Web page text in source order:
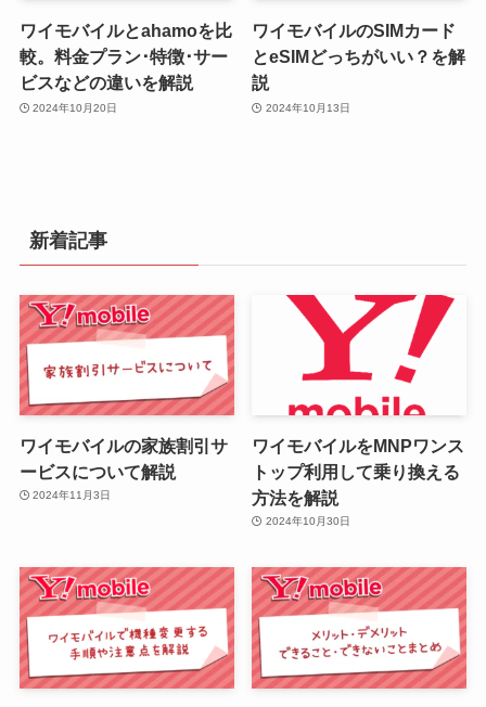
ワイモバイルとahamoを比
較。料金プラン･特徴･サー
ビスなどの違いを解説
2024年10月20日
ワイモバイルのSIMカード
とeSIMどっちがいい？を解
説
2024年10月13日
新着記事
ワイモバイルの家族割引サ
ービスについて解説
2024年11月3日
ワイモバイルをMNPワンス
トップ利用して乗り換える
方法を解説
2024年10月30日